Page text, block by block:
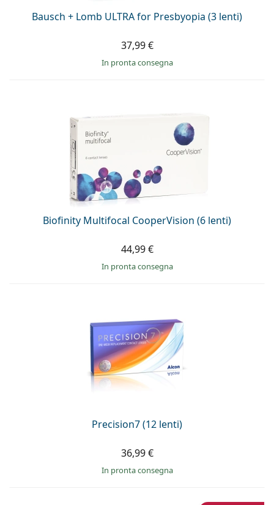
Bausch + Lomb ULTRA for Presbyopia (3 lenti)
37,99 €
in pronta consegna
Biofinity Multifocal CooperVision (6 lenti)
44,99 €
in pronta consegna
Precision7 (12 lenti)
36,99 €
in pronta consegna